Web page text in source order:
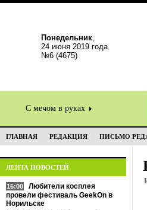
Понедельник,
24 июня 2019 года
№6 (4675)
С мечом в руках
ГЛАВНАЯ РЕДАКЦИЯ ПИСЬМО
ЛЕНТА НОВОСТЕЙ
15:00
Любители косплея
провели фестиваль GeekOn в
Норильске